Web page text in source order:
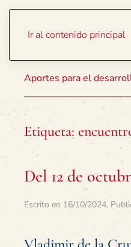
Ir al contenido principal
Aportes para el
Etiqueta:
Del 12 de
Escrito en 16/10/2024.